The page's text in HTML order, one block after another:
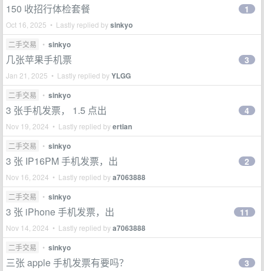
150 收招行体检套餐
Oct 16, 2025 • Lastly replied bysinkyo
1
二手交易 • sinkyo
几张苹果手机票
Jan 21, 2025 • Lastly replied byYLGG
3
二手交易 • sinkyo
3 张手机发票， 1.5 点出
Nov 19, 2024 • Lastly replied byertian
4
二手交易 • sinkyo
3 张 IP16PM 手机发票，出
Nov 16, 2024 • Lastly replied bya7063888
2
二手交易 • sinkyo
3 张 iPhone 手机发票，出
Nov 14, 2024 • Lastly replied bya7063888
11
二手交易 • sinkyo
三张 apple 手机发票有要吗？ 3